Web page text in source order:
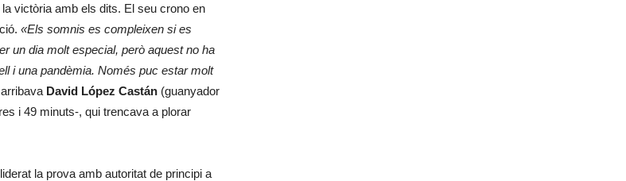
victòria amb els dits. El seu crono en
«Els somnis es compleixen si es
un dia molt especial, però aquest no ha
i una pandèmia. Només puc estar molt
David López Castán (guanyador
i 49 minuts-, qui trencava a plorar
la prova amb autoritat de principi a